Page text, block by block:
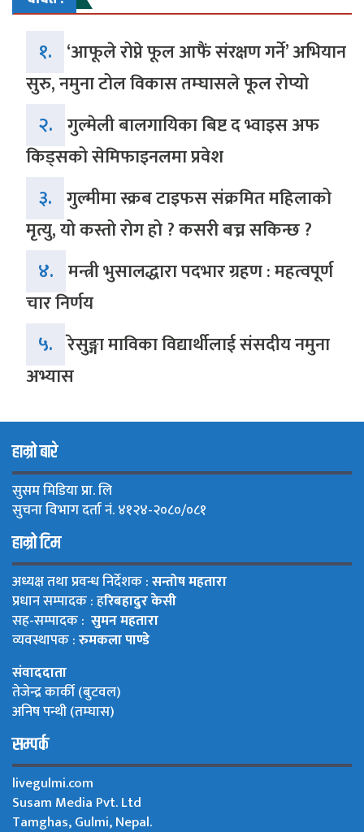
१. ‘आफूले रोप्ने फूल आफैं संरक्षण गर्ने’ अभियान
सुरु, नमुना टोल विकास तम्घासले फूल रोप्यो
२. गुल्मेली बालगायिका बिष्ट द भ्वाइस अफ
किड्सको सेमिफाइनलमा प्रवेश
३. गुल्मीमा स्क्रब टाइफस संक्रमित महिलाको
मृत्यु, यो कस्तो रोग हो ? कसरी बच्न सकिन्छ ?
४. मन्त्री भुसालद्धारा पदभार ग्रहण : महत्वपूर्ण
चार निर्णय
५. रेसुङ्गा माविका विद्यार्थीलाई संसदीय नमुना
अभ्यास
हाम्रो बारे
सुसम मिडिया प्रा. लि
सुचना विभाग दर्ता नं. ४१२४-२०८०/०८१
हाम्रो टिम
अध्यक्ष तथा प्रवन्ध निर्देशक :सन्तोष महतारा
प्रधान सम्पादक : हरिबहादुर केसी
सह-सम्पादक : सुमन महतारा
व्यवस्थापक :रुमकला पाण्डे
संवाददाता
तेजेन्द्र कार्की (बुटवल)
अनिष पन्थी (तम्घास)
सम्पर्क
livegulmi.com
Susam Media Pvt. Ltd
Tamghas, Gulmi, Nepal.